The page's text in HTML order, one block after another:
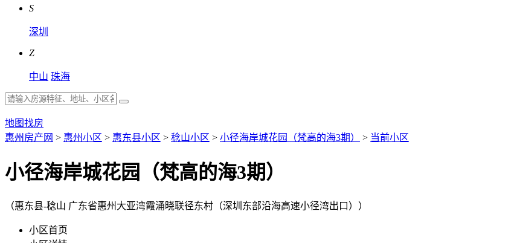
S
深圳
Z
中山 珠海
地图找房
惠州房产网 > 惠州小区 > 惠东县小区 > 稔山小区 > 小径海岸城花园（梵高的海3期） > 当前小区
小径海岸城花园（梵高的海3期）
（惠东县-稔山 广东省惠州大亚湾霞涌晓联径东村（深圳东部沿海高速小径湾出口））
小区首页